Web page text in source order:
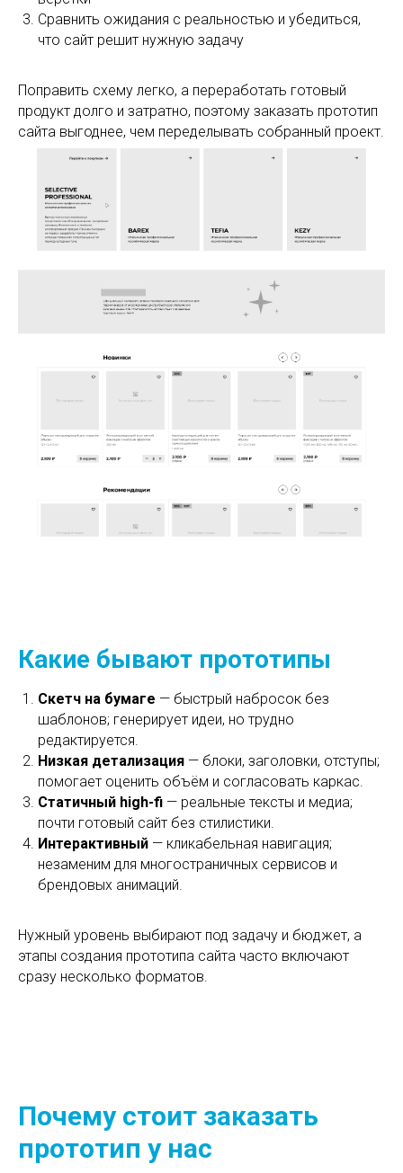
Сравнить ожидания с реальностью и убедиться,
что сайт решит нужную задачу
Поправить схему легко, а переработать готовый
продукт долго и затратно, поэтому заказать прототип
сайтa выгоднее, чем переделывать собранный проект.
Какие бывают прототипы
Скетч на бумаге — быстрый набросок без
шаблонов; генерирует идеи, но трудно
редактируется.
Низкая детализация — блоки, заголовки, отступы;
помогает оценить объём и согласовать каркас.
Статичный high-fi — реальные тексты и медиа;
почти готовый сайт без стилистики.
Интерактивный — кликабельная навигация;
незаменим для многостраничных сервисов и
брендовых анимаций.
Нужный уровень выбирают под задачу и бюджет, а
этапы создания прототипа сайта часто включают
сразу несколько форматов.
Почему стоит заказать
прототип у нас